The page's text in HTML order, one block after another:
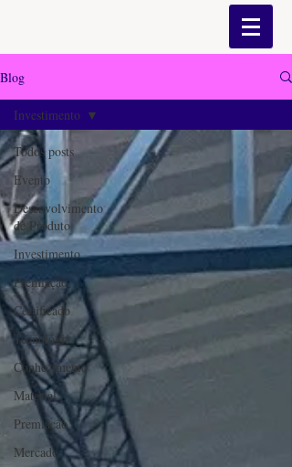
Blog
Todos posts
Evento
Desenvolvimento
de Produto
Investimento
Premiação
Certificado
Tecnologia
Conhecimento
Material
Premiação
Mercado
Investimento